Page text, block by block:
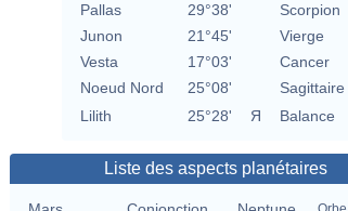
Pallas
29°38'
Scorpion
Junon
21°45'
Vierge
Vesta
17°03'
Cancer
Noeud Nord
25°08'
Sagittaire
Lilith
25°28' Я Balance
Liste des aspects planétaires